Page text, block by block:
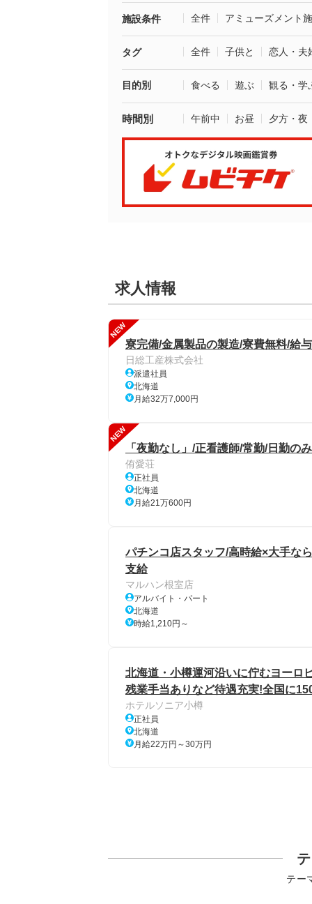
施設条件 全件 アミューズメント
タグ 全件 子供と 恋人・夫
目的別 食べる 遊ぶ 観る・学
時間別 午前中 お昼 夕方・夜
求人情報
NEW
寮完備/金属製品の製造/寮費無料/給
日総工産株式会社
派遣社員
北海道
月給32万7,000円
NEW
「夜勤なし」/正看護師/常勤/日勤の
侑愛荘
正社員
北海道
月給21万600円
パチンコ店スタッフ/高時給×大手な
支給
マルハン根室店
アルバイト・パート
北海道
時給1,210円～
北海道・小樽運河沿いに佇むヨーロ
残業手当ありなど待遇充実!全国に
ホテルソニア小樽
正社員
北海道
月給22万円～30万円
テー